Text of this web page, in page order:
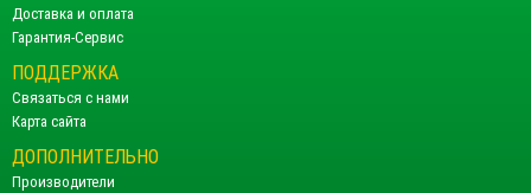
Доставка и оплата
Гарантия-Сервис
ПОДДЕРЖКА
Связаться с нами
Карта сайта
ДОПОЛНИТЕЛЬНО
Производители